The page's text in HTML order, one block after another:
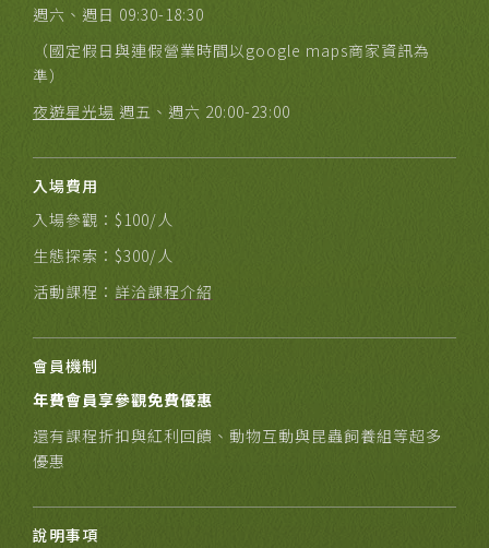
週六、週日 09:30-18:30
（國定假日與連假營業時間以google maps商家資訊為
準）
夜遊星光場 週五、週六 20:00-23:00
入場費用
入場參觀：$100/人
生態探索：$300/人
活動課程： 詳洽課程介紹
會員機制
年費會員享參觀免費優惠
還有課程折扣與紅利回饋、動物互動與昆蟲飼養組等超多
優惠
說明事項